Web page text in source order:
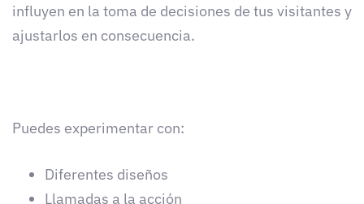
influyen en la toma de decisiones de tus visitantes y
ajustarlos en consecuencia.
Puedes experimentar con:
Diferentes diseños
Llamadas a la acción